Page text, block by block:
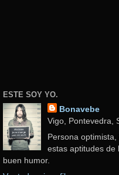
ESTE SOY YO.
Bonavebe
Vigo, Pontevedra,
Persona
estas aptitudes de
buen humor.